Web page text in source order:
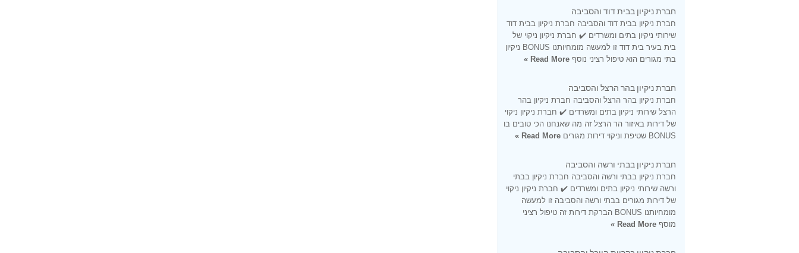
חברת ניקיון בבית דוד והסביבה
חברת ניקיון בבית דוד והסביבה חברת ניקיון בבית דוד
שירותי ניקיון בתים ומשרדים ✔️ חברת ניקיון ניקוי של
בית בעיר בית דוד זו למעשה מומחיותנו BONUS ניקיון
בתי מגורים הוא טיפול רציני נוסף Read More »
חברת ניקיון בהר הרצל והסביבה
חברת ניקיון בהר הרצל והסביבה חברת ניקיון בהר
הרצל שירותי ניקיון בתים ומשרדים ✔️ חברת ניקיון ניקוי
של דירות באיזור הר הרצל זה מה שאנחנו הכי טובים בו
BONUS שטיפת וניקוי דירות מגורים
Read More »
חברת ניקיון בבתי ורשה והסביבה
חברת ניקיון בבתי ורשה והסביבה חברת ניקיון בבתי
ורשה שירותי ניקיון בתים ומשרדים ✔️ חברת ניקיון ניקוי
של דירות מגורים בבתי ורשה והסביבה זו למעשה
מומחיותנו BONUS הברקת דירות זה טיפול רציני
מוסף Read More »